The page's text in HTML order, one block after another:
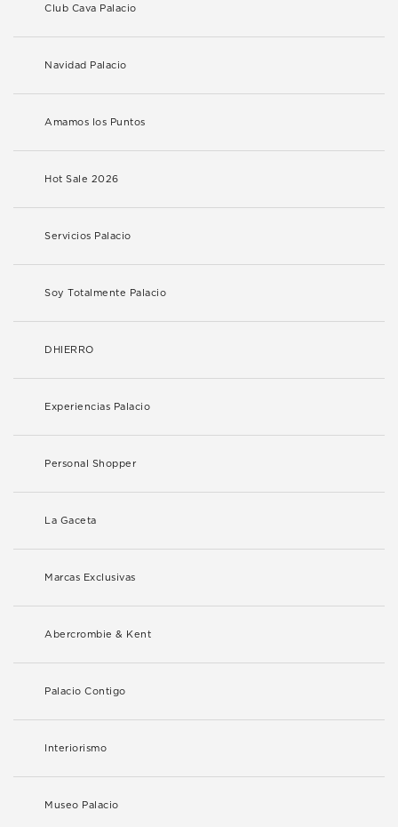
Club Cava Palacio
Navidad Palacio
Amamos los Puntos
Hot Sale 2026
Servicios Palacio
Soy Totalmente Palacio
DHIERRO
Experiencias Palacio
Personal Shopper
La Gaceta
Marcas Exclusivas
Abercrombie & Kent
Palacio Contigo
Interiorismo
Museo Palacio